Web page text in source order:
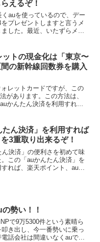
えるぞ！
くauを使っているので、デー
プレゼントしますと言うメ
した。最近、いたずらメー
の話だったようです。詳細を
ると、「...
ットの現金化は「東京〜
の新幹線回数券を購入
レットカードですが、この
があります。この方法は、
かんたん決済を利用すれ
たん決済」を利用すれば
3重取り出来るぞ！
ん決済」の便利さを初めて味
この「auかんたん決済」を
すれば、楽天ポイント、auポ
勢い！！
で9万5300件という素晴ら
叩き出し、今一番勢いに乗っ
話会社は間違いなくauです